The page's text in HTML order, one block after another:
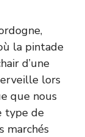
la pintade
d’une
lors
que nous
type de
marchés